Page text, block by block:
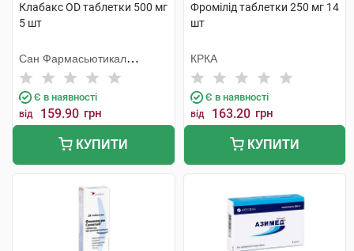
Клабакс OD таблетки 500 мг
5 шт
Сан Фармасьютикал
Індастріз
Є в наявності
від 159.90 грн
КУПИТИ
Фромілід таблетки 250 мг 14
шт
КРКА
Є в наявності
від 163.20 грн
КУПИТИ